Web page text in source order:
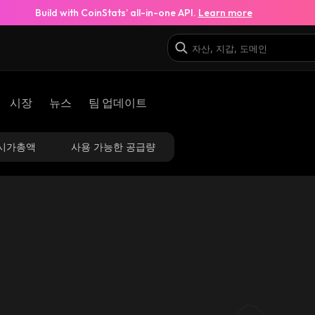
Build with CoinStats’ all-in-one API. Learn more
시장 뉴스 팀 업데이트
가총액 사용 가능한 공급량